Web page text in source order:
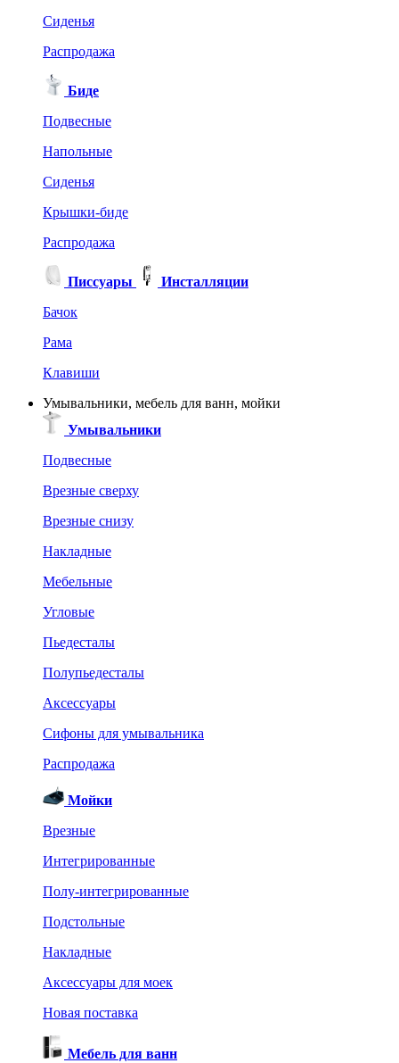
Сиденья
Распродажа
Биде
Подвесные
Напольные
Сиденья
Крышки-биде
Распродажа
Писсуары
Инсталляции
Бачок
Рама
Клавиши
Умывальники, мебель для ванн, мойки
Умывальники
Подвесные
Врезные сверху
Врезные снизу
Накладные
Мебельные
Угловые
Пьедесталы
Полупьедесталы
Аксессуары
Сифоны для умывальника
Распродажа
Мойки
Врезные
Интегрированные
Полу-интегрированные
Подстольные
Накладные
Аксессуары для моек
Новая поставка
Мебель для ванн